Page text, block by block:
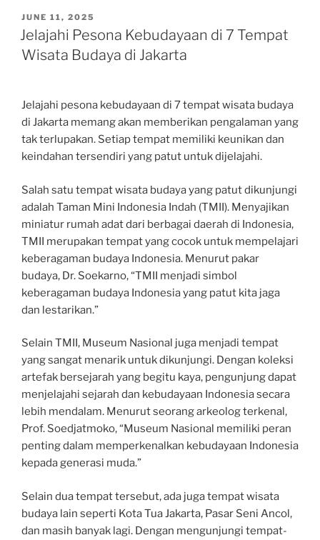
POSTED
ON
JUNE 11, 2025
Jelajahi Pesona Kebudayaan di 7 Tempat
Wisata Budaya di Jakarta
Jelajahi pesona kebudayaan di 7 tempat wisata budaya
di Jakarta memang akan memberikan pengalaman yang
tak terlupakan. Setiap tempat memiliki keunikan dan
keindahan tersendiri yang patut untuk dijelajahi.
Salah satu tempat wisata budaya yang patut dikunjungi
adalah Taman Mini Indonesia Indah (TMII). Menyajikan
miniatur rumah adat dari berbagai daerah di Indonesia,
TMII merupakan tempat yang cocok untuk mempelajari
keberagaman budaya Indonesia. Menurut pakar
budaya, Dr. Soekarno, “TMII menjadi simbol
keberagaman budaya Indonesia yang patut kita jaga
dan lestarikan.”
Selain TMII, Museum Nasional juga menjadi tempat
yang sangat menarik untuk dikunjungi. Dengan koleksi
artefak bersejarah yang begitu kaya, pengunjung dapat
menjelajahi sejarah dan kebudayaan Indonesia secara
lebih mendalam. Menurut seorang arkeolog terkenal,
Prof. Soedjatmoko, “Museum Nasional memiliki peran
penting dalam memperkenalkan kebudayaan Indonesia
kepada generasi muda.”
Selain dua tempat tersebut, ada juga tempat wisata
budaya lain seperti Kota Tua Jakarta, Pasar Seni Ancol,
dan masih banyak lagi. Dengan mengunjungi tempat-